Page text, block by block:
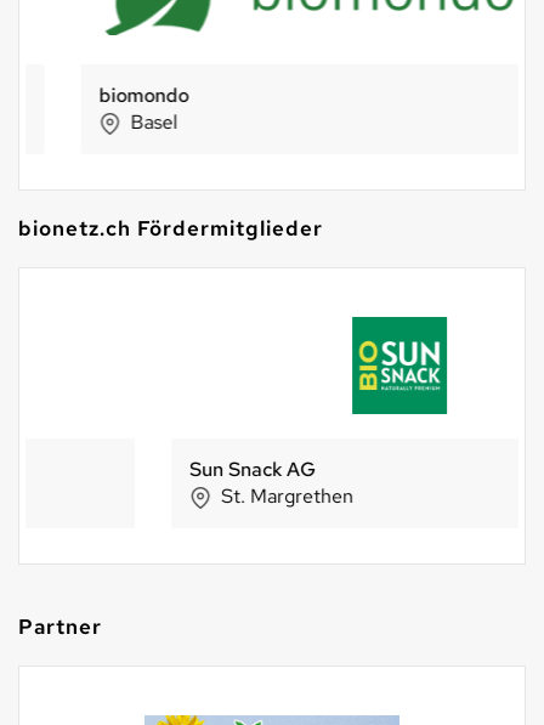
biomondo
Basel
bionetz.ch Fördermitglieder
St. Margrethen
Partner